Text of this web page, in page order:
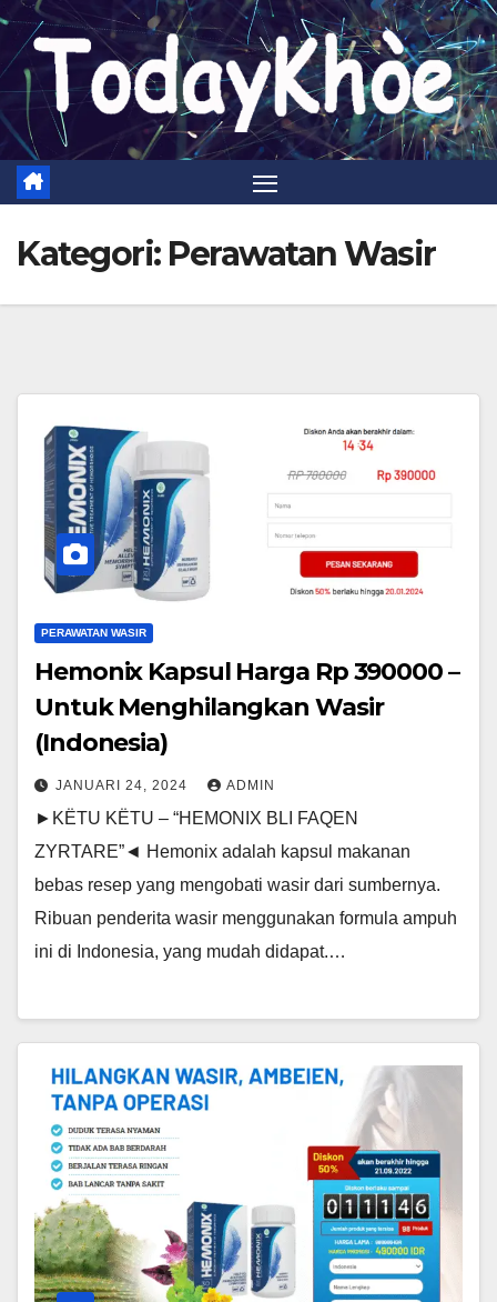
Skip
content
Kategori: Perawatan Wasir
PERAWATAN WASIR
Hemonix Kapsul Harga Rp 390000 –
Untuk Menghilangkan Wasir
(Indonesia)
JANUARI 24, 2024 ADMIN
►KËTU KËTU – “HEMONIX BLI FAQEN
ZYRTARE”◄ Hemonix adalah kapsul makanan
bebas resep yang mengobati wasir dari sumbernya.
Ribuan penderita wasir menggunakan formula ampuh
ini di Indonesia, yang mudah didapat.…